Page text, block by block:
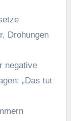
Drohungen
negative
„Das tut